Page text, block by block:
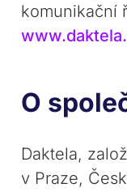
komunikační
O
Daktela,
v Praze,